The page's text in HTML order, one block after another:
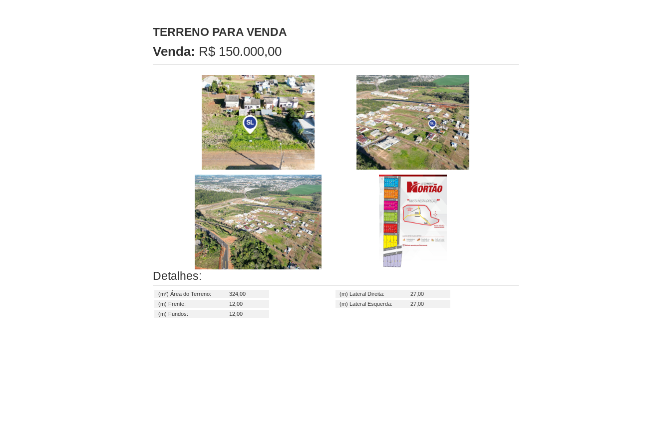
TERRENO PARA VENDA
Venda: R$ 150.000,00
Detalhes:
(m²) Área do Terreno:
324,00
(m) Frente:
12,00
(m) Fundos:
12,00
(m) Lateral Direita:
27,00
(m) Lateral Esquerda:
27,00